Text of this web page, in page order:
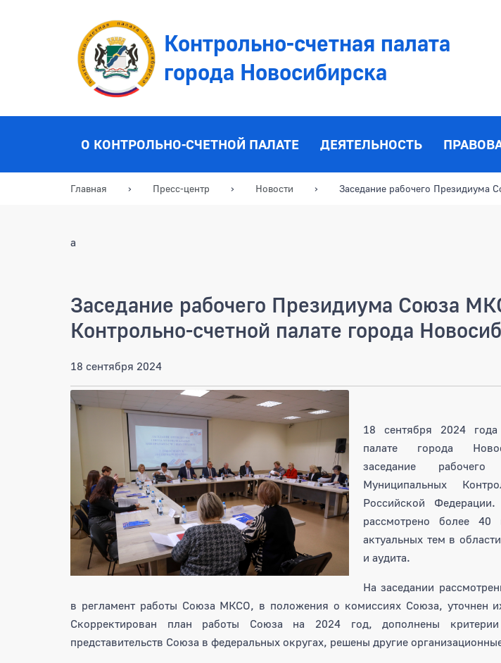
Контрольно-счетная палата
города Новосибирска
О КОНТРОЛЬНО-СЧЕТНОЙ ПАЛАТЕ ДЕЯТЕЛЬНОСТЬ
Главная Пресс-центр Новости Заседание рабочего Президиума
a
Заседание рабочего Президиума Союза
Контрольно-счетной палате города
18 сентября 2024
18 сентября 2024 года
палате города
заседание
Муниципальных
Российской
рассмотрено более 40
актуальных тем в
и аудита.
На заседании
в регламент работы Союза МКСО, в положения о комиссиях Союза, уточнен
Скорректирован план работы Союза на 2024 год, дополнены критерии
представительств Союза в федеральных округах, решены другие